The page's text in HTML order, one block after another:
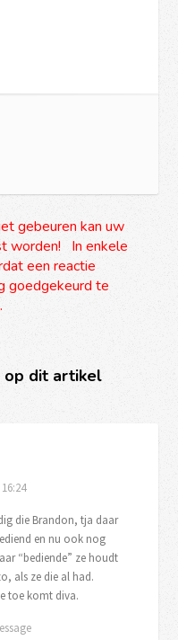
gebeuren kan uw
worden! In enkele
een reactie
goedgekeurd te
op dit artikel
die Brandon, tja daar
en nu ook nog
“bediende” ze houdt
als ze die al had.
toe komt diva.